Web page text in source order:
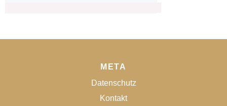
META
Datenschutz
Kontakt